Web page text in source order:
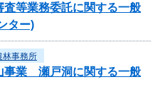
等業務委託に関する一般
ター)
林事務所
事業 瀬戸洞に関する一般